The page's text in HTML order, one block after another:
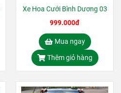
Xe Hoa Cưới Bình Dương 03
999.000đ
Mua ngay
Thêm giỏ hàng